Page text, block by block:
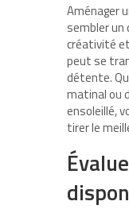
Aménager
sembler un
créativité
peut se
détente.
matinal ou
ensoleillé,
tirer le